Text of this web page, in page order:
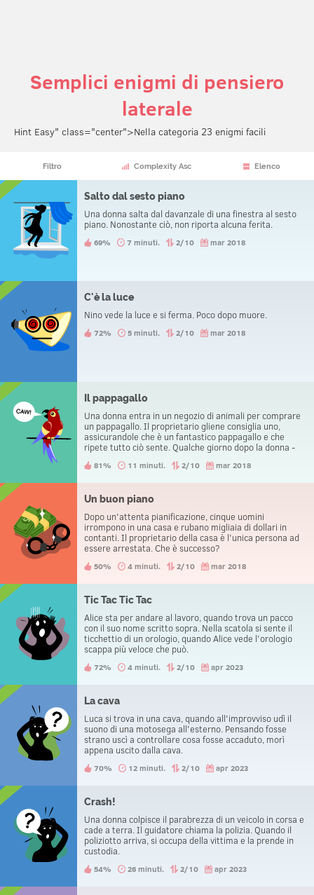
Semplici enigmi di pensiero
laterale
Hint Easy" class="center">Nella categoria 23 enigmi facili
Filtro Complexity Asc Elenco
Salto dal sesto piano
Una donna salta dal davanzale di una finestra al sesto
piano. Nonostante ciò, non riporta alcuna ferita.
69% 7 minuti. 2/10 mar 2018
C'è la luce
Nino vede la luce e si ferma. Poco dopo muore.
72% 5 minuti. 2/10 mar 2018
Il pappagallo
Una donna entra in un negozio di animali per comprare
un pappagallo. Il proprietario gliene consiglia uno,
assicurandole che è un fantastico pappagallo e che
ripete tutto ciò sente. Qualche giorno dopo la donna -
suoi soldi. Nonostante ciò, torna a casa con il pappagallo
81% 11 minuti. 2/10 mar 2018
Un buon piano
Dopo un'attenta pianificazione, cinque uomini
irrompono in una casa e rubano migliaia di dollari in
contanti. Il proprietario della casa è l'unica persona ad
essere arrestata. Che è successo?
50% 4 minuti. 2/10 mar 2018
Tic Tac Tic Tac
Alice sta per andare al lavoro, quando trova un pacco
con il suo nome scritto sopra. Nella scatola si sente il
ticchettio di un orologio, quando Alice vede l'orologio
scappa più veloce che può.
72% 4 minuti. 2/10 apr 2023
La cava
Luca si trova in una cava, quando all'improvviso udì il
suono di una motosega all'esterno. Pensando fosse
strano uscì a controllare cosa fosse accaduto, morì
appena uscito dalla cava.
70% 12 minuti. 2/10 apr 2023
Crash!
Una donna colpisce il parabrezza di un veicolo in corsa e
cade a terra. Il guidatore chiama la polizia. Quando il
poliziotto arriva, si occupa della vittima e la prende in
custodia.
54% 26 minuti. 2/10 apr 2023